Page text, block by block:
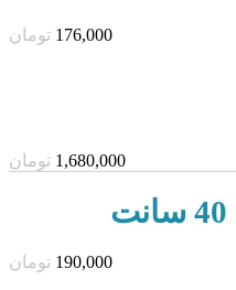
176,000 تومان
1,680,000 تومان
190,000 تومان